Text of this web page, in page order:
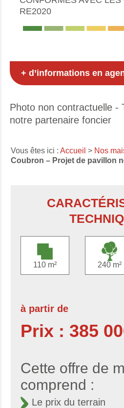
RE2020
+ d’informations en
Photo non contractuelle -
notre partenaire foncier
Vous êtes ici :Accueil > Nos
Coubron – Projet de pavillon
110 m² 240 m²
à partir de
Prix : 385
Cette offre de
comprend :
Le prix du terrain